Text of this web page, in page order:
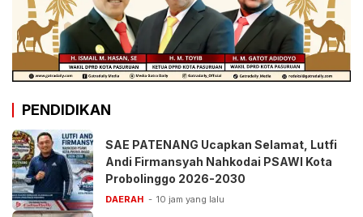
PENDIDIKAN
SAE PATENANG Ucapkan Selamat, Lutfi
Andi Firmansyah Nahkodai PSAWI Kota
Probolinggo 2026-2030
DAERAH 10 jam yang lalu